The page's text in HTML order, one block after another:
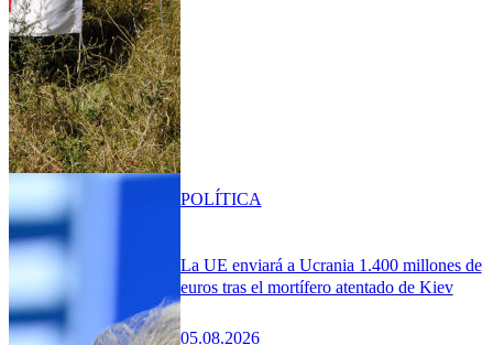
La UE enviará a Ucrania 1.400 millones de
euros tras el mortífero atentado de Kiev
05.08.2026
POLÍTICA